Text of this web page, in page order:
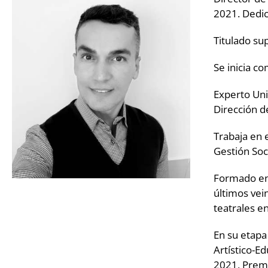
2021.
Titulado
Se inicia
Experto
Dirección
Trabaja en
Gestión
Formado
últimos
teatrales
En su
Artístico-
2021,